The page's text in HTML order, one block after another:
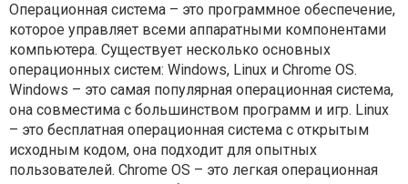
Операционная система – это программное обеспечение,
которое управляет всеми аппаратными компонентами
компьютера. Существует несколько основных
операционных систем: Windows, Linux и Chrome OS.
Windows – это самая популярная операционная система,
она совместима с большинством программ и игр. Linux
– это бесплатная операционная система с открытым
исходным кодом, она подходит для опытных
пользователей. Chrome OS – это легкая операционная